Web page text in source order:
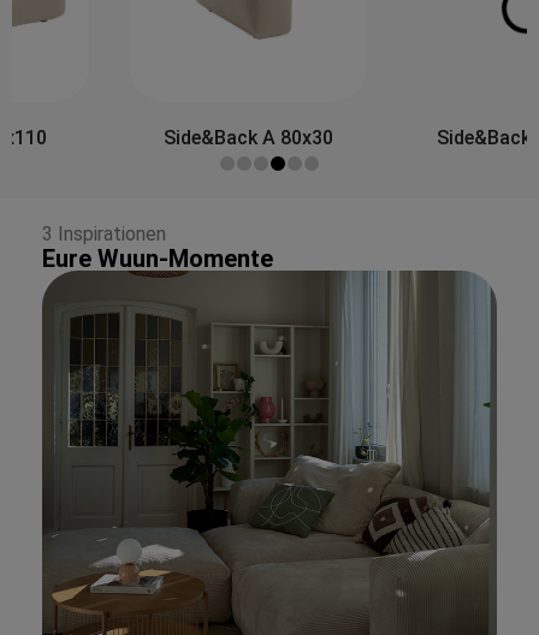
Side&Back A 80x30 Side&Back B 100x30
3 Inspirationen
Eure Wuun-Momente